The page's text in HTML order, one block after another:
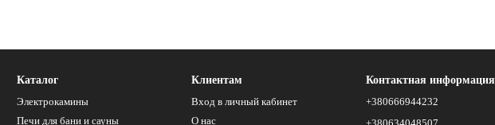
Каталог
Электрокамины
Печи для бани и сауны
Клиентам
Вход в личный кабинет
О нас
Контактная информация
+380666944232